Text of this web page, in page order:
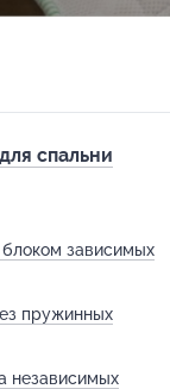
спальни
зависимых
пружинных
независимых